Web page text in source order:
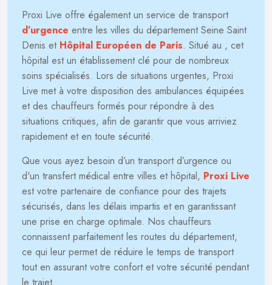
Proxi Live offre également un service de transport
d’urgence entre les villes du département Seine Saint
Denis et Hôpital Européen de Paris. Situé au , cet
hôpital est un établissement clé pour de nombreux
soins spécialisés. Lors de situations urgentes, Proxi
Live met à votre disposition des ambulances équipées
et des chauffeurs formés pour répondre à des
situations critiques, afin de garantir que vous arriviez
rapidement et en toute sécurité.
Que vous ayez besoin d’un transport d’urgence ou
d'un transfert médical entre villes et hôpital, Proxi Live
est votre partenaire de confiance pour des trajets
sécurisés, dans les délais impartis et en garantissant
une prise en charge optimale. Nos chauffeurs
connaissent parfaitement les routes du département,
ce qui leur permet de réduire le temps de transport
tout en assurant votre confort et votre sécurité pendant